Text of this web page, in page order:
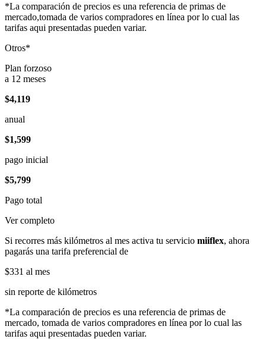
*La comparación de precios es una referencia de primas de
mercado,tomada de varios compradores en línea por lo cual las
tarifas aqui presentadas pueden variar.
Otros*
Plan forzoso
a 12 meses
$4,119
anual
$1,599
pago inicial
$5,799
Pago total
Ver completo
Si recorres más kilómetros al mes activa tu servicio miiflex, ahora
pagarás una tarifa preferencial de
$331 al mes
sin reporte de kilómetros
*La comparación de precios es una referencia de primas de
mercado, tomada de varios compradores en línea por lo cual las
tarifas aqui presentadas pueden variar.